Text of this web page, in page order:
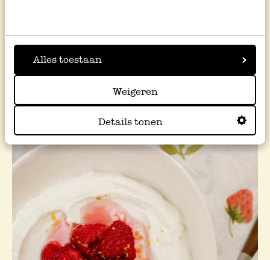
Alles toestaan
Weigeren
Details tonen
Recettes
Voir tout